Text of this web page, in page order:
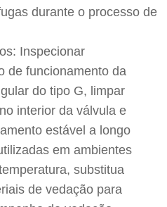
durante o processo de
Inspecionar
de funcionamento da
do tipo G, limpar
interior da válvula e
estável a longo
em ambientes
substitua
de vedação para